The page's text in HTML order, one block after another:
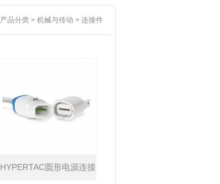
产品分类 > 机械与传动 > 连接件
HYPERTAC圆形电源连接